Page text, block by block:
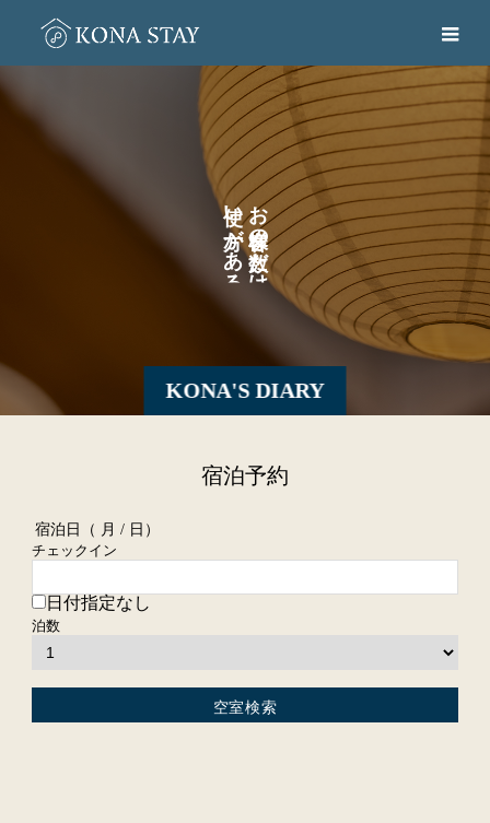
KONA'S DIARY
お
の
だ
け
い
が
あ
る
。
宿泊予約
宿泊日（ 月 / 日）
チェックイン
日付指定なし
泊数